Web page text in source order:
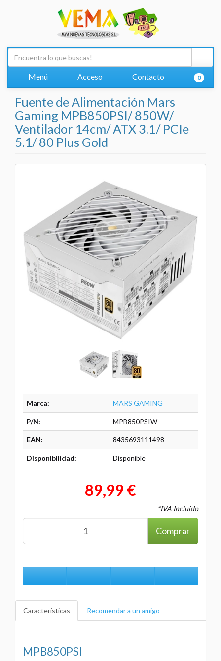
Menú Acceso Contacto 0
Fuente de Alimentación Mars
Gaming MPB850PSI/ 850W/
Ventilador 14cm/ ATX 3.1/ PCIe
5.1/ 80 Plus Gold
Marca: MARS GAMING
P/N: MPB850PSIW
EAN: 8435693111498
Disponibilidad: Disponible
89,99 €
*IVA Incluido
Comprar
Características Recomendar a un amigo
MPB850PSI